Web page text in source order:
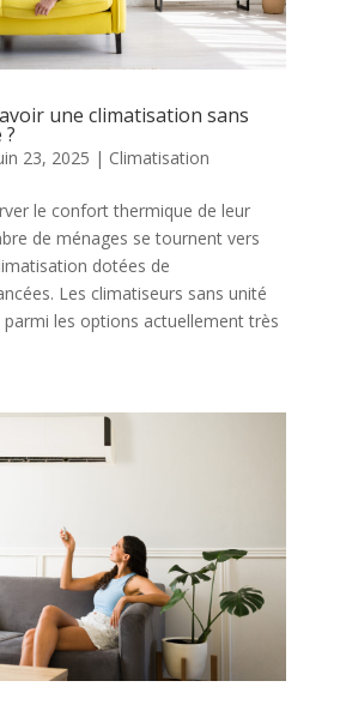
une climatisation sans
23, 2025 | Climatisation
le confort thermique de leur
de ménages se tournent vers
dotées de
Les climatiseurs sans unité
les options actuellement très